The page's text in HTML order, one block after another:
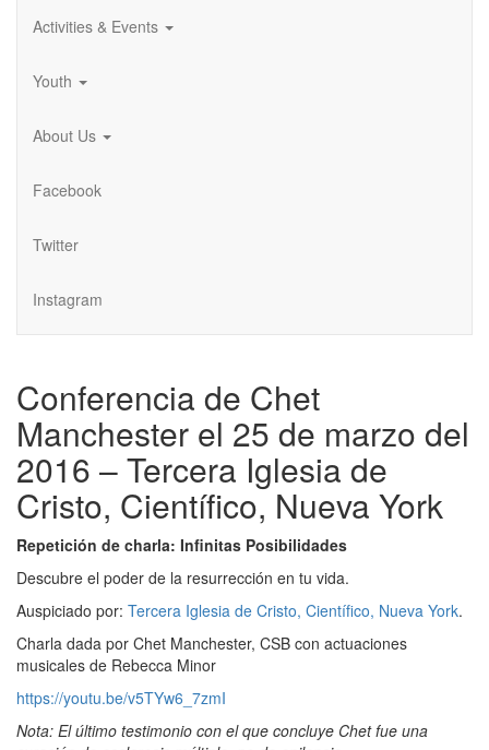
Activities & Events
Youth
About Us
Facebook
Twitter
Instagram
Conferencia de Chet
Manchester el 25 de marzo del
2016 – Tercera Iglesia de
Cristo, Científico, Nueva York
Repetición de charla: Infinitas Posibilidades
Descubre el poder de la resurrección en tu vida.
Auspiciado por: Tercera Iglesia de Cristo, Científico, Nueva York.
Charla dada por Chet Manchester, CSB con actuaciones
musicales de Rebecca Minor
https://youtu.be/v5TYw6_7zmI
Nota: El último testimonio con el que concluye Chet fue una